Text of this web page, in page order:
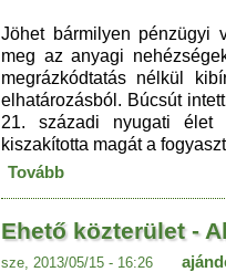
Jöhet bármilyen pénzügyi
meg az anyagi
megrázkódtatás nélkül
elhatározásból. Búcsút
21. századi nyugati élet
kiszakította magát a
Tovább
Ehető közterület -
sze, 2013/05/15 - 16:26